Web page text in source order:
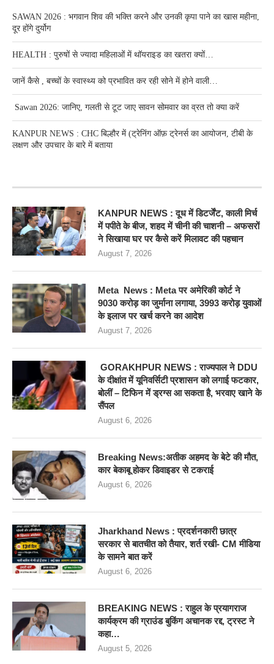
SAWAN 2026 : भगवान शिव की भक्ति करने और उनकी कृपा पाने का खास महीना,
दूर होंगे दुर्योग
HEALTH : पुरुषों से ज्यादा महिलाओं में थॉयराइड का खतरा क्यों…
जानें कैसे , बच्चों के स्वास्थ्य को प्रभावित कर रही सोने में होने वाली…
Sawan 2026: जानिए, गलती से टूट जाए सावन सोमवार का व्रत तो क्या करें
KANPUR NEWS : CHC बिल्हौर में (ट्रेनिंग ऑफ़ ट्रेनर्स का आयोजन, टीबी के
लक्षण और उपचार के बारे में बताया
KANPUR NEWS : दूध में डिटर्जेंट, काली मिर्च
में पपीते के बीज, शहद में चीनी की चाशनी – अफसरों
ने सिखाया घर पर कैसे करें मिलावट की पहचान
August 7, 2026
Meta News : Meta पर अमेरिकी कोर्ट ने
9030 करोड़ का जुर्माना लगाया, 3993 करोड़ युवाओं
के इलाज पर खर्च करने का आदेश
August 7, 2026
GORAKHPUR NEWS : राज्यपाल ने DDU
के दीक्षांत में यूनिवर्सिटी प्रशासन को लगाई फटकार,
बोलीं – टिफिन में ड्रग्स आ सकता है, भरवाए खाने के
सैंपल
August 6, 2026
Breaking News:अतीक अहमद के बेटे की मौत,
कार बेकाबू होकर डिवाइडर से टकराई
August 6, 2026
Jharkhand News : प्रदर्शनकारी छात्र
सरकार से बातचीत को तैयार, शर्त रखी- CM मीडिया
के सामने बात करें
August 6, 2026
BREAKING NEWS : राहुल के प्रयागराज
कार्यक्रम की ग्राउंड बुकिंग अचानक रद्द, ट्रस्ट ने
कहा…
August 5, 2026